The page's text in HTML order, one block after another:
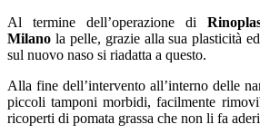
Al termine dell’operazione di
Milano la pelle, grazie alla sua plasticità
sul nuovo naso si riadatta a questo.
Alla fine dell’intervento all’interno delle
piccoli tamponi morbidi, facilmente
ricoperti di pomata grassa che non li fa